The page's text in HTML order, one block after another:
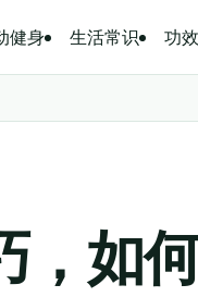
健身 生活常识 功
，如